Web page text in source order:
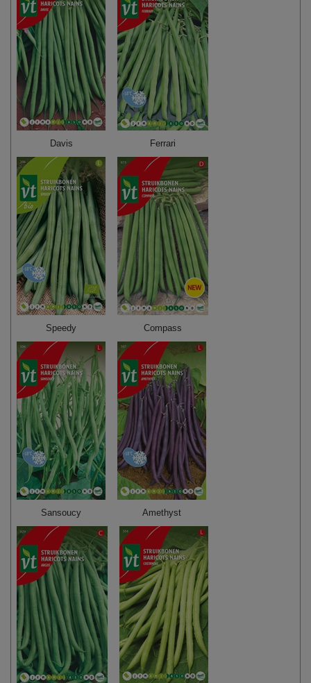
Davis Ferrari
Speedy Compass
Sansoucy Amethyst